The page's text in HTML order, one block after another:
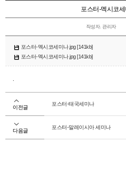
포스터-멕시코
작성자. 관리자
포스터-멕시코세미나.jpg [141kb]
포스터-멕시코세미나.jpg [141kb]
이전글
포스터-태국세미나
다음글
포스터-말레이시아 세미나